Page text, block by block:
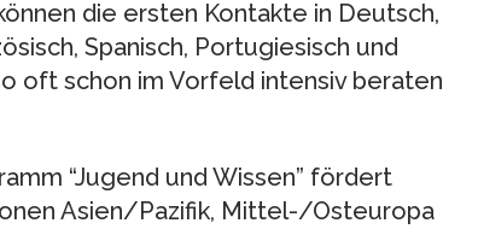
die ersten Kontakte in Deutsch,
Spanisch, Portugiesisch und
oft schon im Vorfeld intensiv beraten
“Jugend und Wissen” fördert
Asien/Pazifik, Mittel-/Osteuropa